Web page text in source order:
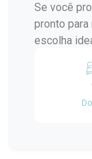
Se você
pronto para
escolha
um estilo
valorizados de